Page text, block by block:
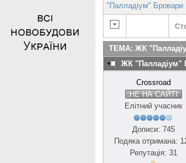
"Палладіум" Бровари
ТЕМА: ЖК
ЖК "Палладіум"
Crossroad
НЕ НА САЙТІ
Елітний учасник
Дописи: 745
Подяка отримана:
Репутація: 31